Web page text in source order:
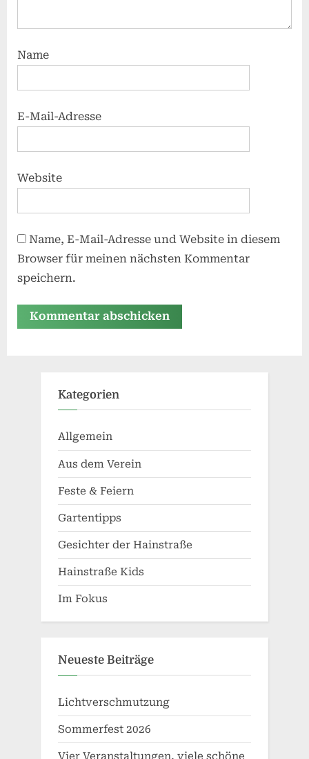
Name
E-Mail-Adresse
Website
Name, E-Mail-Adresse und Website in diesem
Browser für meinen nächsten Kommentar
speichern.
Kategorien
Allgemein
Aus dem Verein
Feste & Feiern
Gartentipps
Gesichter der Hainstraße
Hainstraße Kids
Im Fokus
Neueste Beiträge
Lichtverschmutzung
Sommerfest 2026
Vier Veranstaltungen, viele schöne